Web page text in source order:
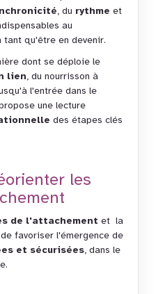
, du rythme et
au
tant qu'être en devenir.
dont se déploie le
lien, du nourrisson à
l'entrée dans le
une lecture
des étapes clés
les
de l'attachement et la
favoriser l'émergence de
et sécurisées, dans le